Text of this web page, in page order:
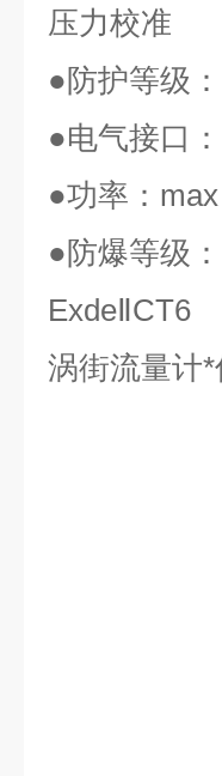
压力校准
●防护等级：
●电气接口：
●功率：
●防爆等级：
ExdeⅡCT6
涡街流量计